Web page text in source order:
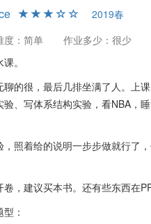
2019春
度：简单
作业多少：很少
。
聊的很，最后几排坐满了人。上
验、写体系结构实验，看NBA，
，照着给的说明一步步做就行了
卷，建议买本书。还有些东西在
：